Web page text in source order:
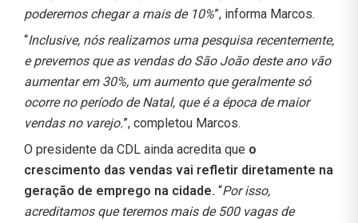
poderemos chegar a mais de 10%”, informa Marcos.
“Inclusive, nós realizamos uma pesquisa recentemente,
e prevemos que as vendas do São João deste ano vão
aumentar em 30%, um aumento que geralmente só
ocorre no período de Natal, que é a época de maior
vendas no varejo.”, completou Marcos.
O presidente da CDL ainda acredita que o
crescimento das vendas vai refletir diretamente na
geração de emprego na cidade. “Por isso,
acreditamos que teremos mais de 500 vagas de